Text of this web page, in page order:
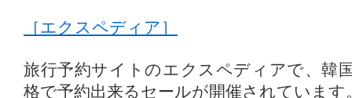
［エクスペディア］
旅行予約サイトのエクスペディアで、韓
格で予約出来るセールが開催されています